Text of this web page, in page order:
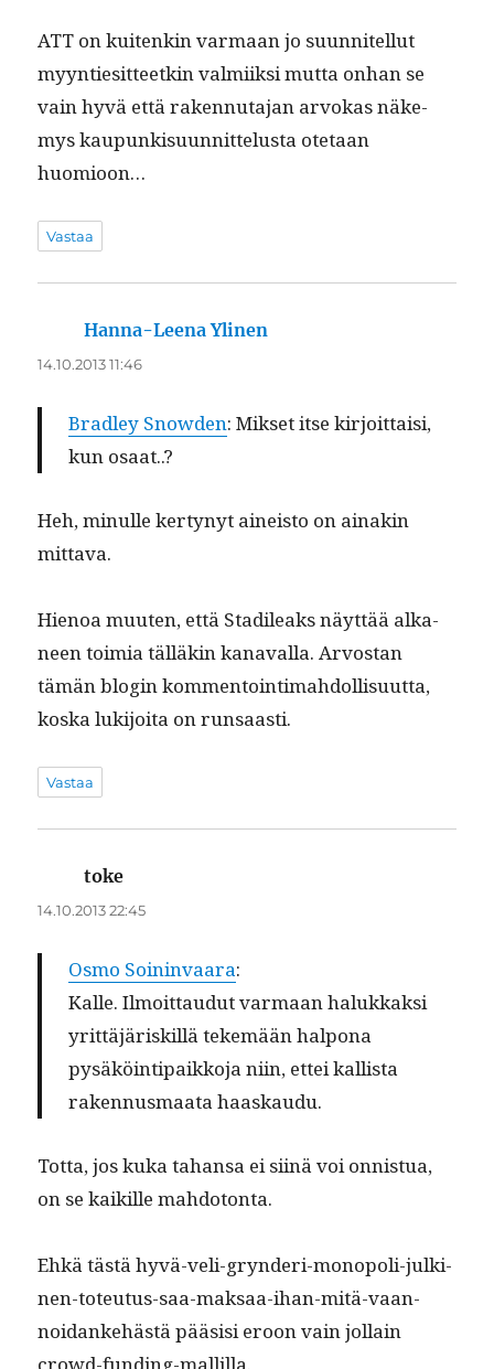
ATT on kuitenkin var­maan jo suun­nitel­lut
myyn­tiesit­teetkin valmi­ik­si mut­ta onhan se
vain hyvä että raken­nu­ta­jan arvokas näke­
mys kaupunkisu­un­nit­telus­ta ote­taan
huomioon…
Vastaa
Hanna-Leena Ylinen
14.10.2013 11:46
Bradley Snow­den: Mik­set itse kir­joit­taisi,
kun osaat..?
Heh, min­ulle ker­tynyt aineis­to on ainakin
mittava.
Hienoa muuten, että Stadileaks näyt­tää alka­
neen toimia täl­läkin kanaval­la. Arvostan
tämän blo­gin kom­men­toin­timah­dol­lisu­ut­ta,
kos­ka luk­i­joi­ta on runsaasti.
Vastaa
toke
14.10.2013 22:45
Osmo Soin­in­vaara:
Kalle. Ilmoit­taudut var­maan halukkak­si
yrit­täjäriskil­lä tekemään halpona
pysäköin­tipaikko­ja niin, ettei kallista
raken­nus­maa­ta haaskaudu.
Tot­ta, jos kuka tahansa ei siinä voi onnis­tua,
on se kaikille mahdotonta.
Ehkä tästä hyvä-veli-gryn­deri-monop­o­li-julki­
nen-toteu­tus-saa-mak­saa-ihan-mitä-vaan-
noidanke­hästä pää­sisi eroon vain jol­lain
crowd-funding-mallilla.